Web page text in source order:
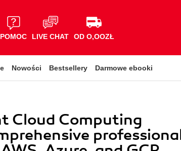
POMOC LIVE CHAT OD O,OOZŁ
Nowości Bestsellery Darmowe ebooki
Cloud Computing